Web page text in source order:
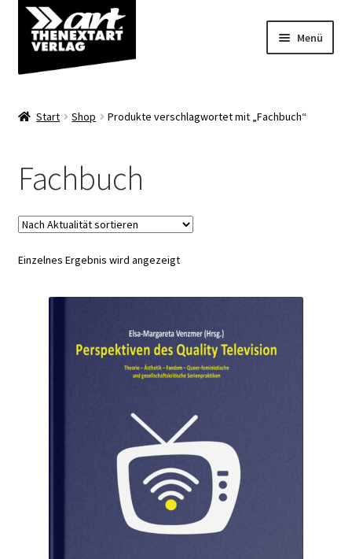
Zur
Navigation
springen
Zum
Inhalt
springen
Menü
Über uns
Start Shop Produkte verschlagwortet mit „Fachbuch“
Fachbuch
Einzelnes Ergebnis wird angezeigt